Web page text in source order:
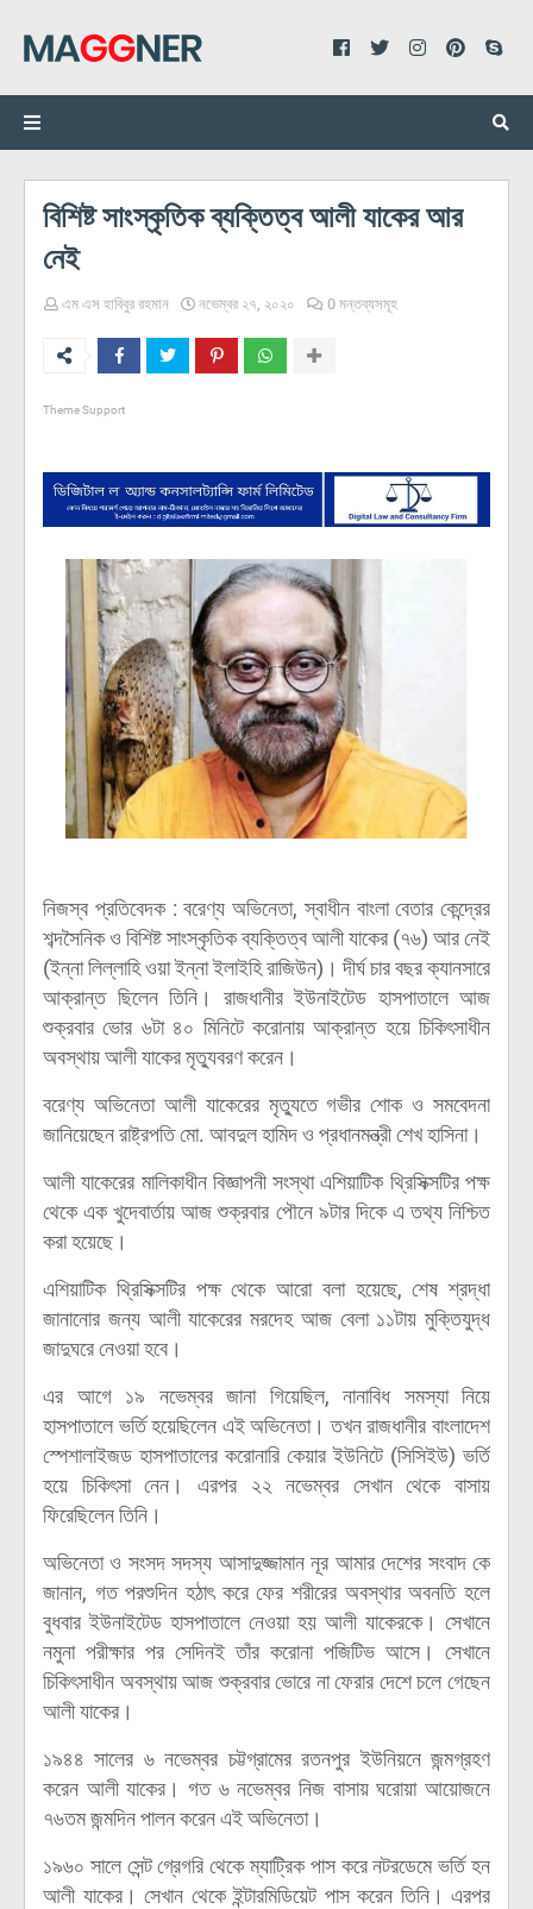
বিশিষ্ট সাংস্কৃতিক ব্যক্তিত্ব আলী যাকের আর
নেই
এম এস হাবিবুর রহমান নভেম্বর ২৭, ২০২০ 0 মন্তব্যসমূহ
Theme Support
নিজস্ব প্রতিবেদক : বরেণ্য অভিনেতা, স্বাধীন বাংলা বেতার কেন্দ্রের
শব্দসৈনিক ও বিশিষ্ট সাংস্কৃতিক ব্যক্তিত্ব আলী যাকের (৭৬) আর নেই
(ইন্না লিল্লাহি ওয়া ইন্না ইলাইহি রাজিউন)। দীর্ঘ চার বছর ক্যানসারে
আক্রান্ত ছিলেন তিনি। রাজধানীর ইউনাইটেড হাসপাতালে আজ
শুক্রবার ভোর ৬টা ৪০ মিনিটে করোনায় আক্রান্ত হয়ে চিকিৎসাধীন
অবস্থায় আলী যাকের মৃত্যুবরণ করেন।
বরেণ্য অভিনেতা আলী যাকেরের মৃত্যুতে গভীর শোক ও সমবেদনা
জানিয়েছেন রাষ্ট্রপতি মো. আবদুল হামিদ ও প্রধানমন্ত্রী শেখ হাসিনা।
আলী যাকেরের মালিকাধীন বিজ্ঞাপনী সংস্থা এশিয়াটিক থ্রিসিক্সটির পক্ষ
থেকে এক খুদেবার্তায় আজ শুক্রবার পৌনে ৯টার দিকে এ তথ্য নিশ্চিত
করা হয়েছে।
এশিয়াটিক থ্রিসিক্সটির পক্ষ থেকে আরো বলা হয়েছে, শেষ শ্রদ্ধা
জানানোর জন্য আলী যাকেরের মরদেহ আজ বেলা ১১টায় মুক্তিযুদ্ধ
জাদুঘরে নেওয়া হবে।
এর আগে ১৯ নভেম্বর জানা গিয়েছিল, নানাবিধ সমস্যা নিয়ে
হাসপাতালে ভর্তি হয়েছিলেন এই অভিনেতা। তখন রাজধানীর বাংলাদেশ
স্পেশালাইজড হাসপাতালের করোনারি কেয়ার ইউনিটে (সিসিইউ) ভর্তি
হয়ে চিকিৎসা নেন। এরপর ২২ নভেম্বর সেখান থেকে বাসায়
ফিরেছিলেন তিনি।
অভিনেতা ও সংসদ সদস্য আসাদুজ্জামান নূর আমার দেশের সংবাদ কে
জানান, গত পরশুদিন হঠাৎ করে ফের শরীরের অবস্থার অবনতি হলে
বুধবার ইউনাইটেড হাসপাতালে নেওয়া হয় আলী যাকেরকে। সেখানে
নমুনা পরীক্ষার পর সেদিনই তাঁর করোনা পজিটিভ আসে। সেখানে
চিকিৎসাধীন অবস্থায় আজ শুক্রবার ভোরে না ফেরার দেশে চলে গেছেন
আলী যাকের।
১৯৪৪ সালের ৬ নভেম্বর চট্টগ্রামের রতনপুর ইউনিয়নে জন্মগ্রহণ
করেন আলী যাকের। গত ৬ নভেম্বর নিজ বাসায় ঘরোয়া আয়োজনে
৭৬তম জন্মদিন পালন করেন এই অভিনেতা।
১৯৬০ সালে সেন্ট গ্রেগরি থেকে ম্যাট্রিক পাস করে নটরডেমে ভর্তি হন
আলী যাকের। সেখান থেকে ইন্টারমিডিয়েট পাস করেন তিনি। এরপর